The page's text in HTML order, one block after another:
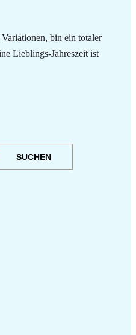
bin ein totaler
Lieblings-Jahreszeit ist
SUCHEN